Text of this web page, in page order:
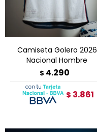
Camiseta Golero 2026
Nacional Hombre
$ 4.290
$ 3.861